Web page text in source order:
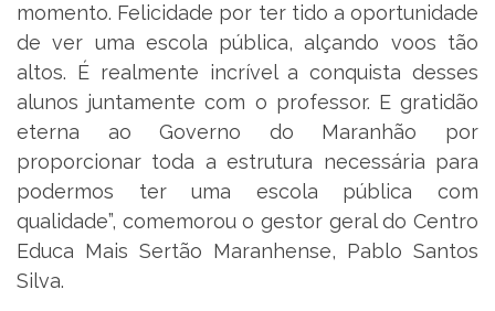
momento. Felicidade por ter tido a oportunidade
de ver uma escola pública, alçando voos tão
altos. É realmente incrível a conquista desses
alunos juntamente com o professor. E gratidão
eterna ao Governo do Maranhão por
proporcionar toda a estrutura necessária para
podermos ter uma escola pública com
qualidade”, comemorou o gestor geral do Centro
Educa Mais Sertão Maranhense, Pablo Santos
Silva.